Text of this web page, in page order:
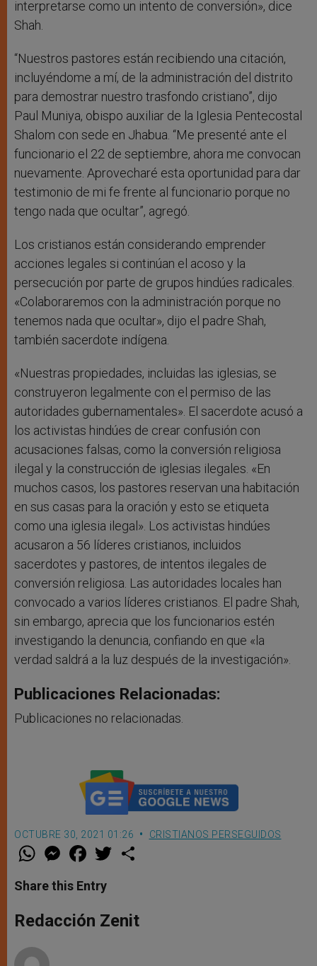
interpretarse como un intento de conversión», dice
Shah.
“Nuestros pastores están recibiendo una citación,
incluyéndome a mí, de la administración del distrito
para demostrar nuestro trasfondo cristiano”, dijo
Paul Muniya, obispo auxiliar de la Iglesia Pentecostal
Shalom con sede en Jhabua. “Me presenté ante el
funcionario el 22 de septiembre, ahora me convocan
nuevamente. Aprovecharé esta oportunidad para dar
testimonio de mi fe frente al funcionario porque no
tengo nada que ocultar”, agregó.
Los cristianos están considerando emprender
acciones legales si continúan el acoso y la
persecución por parte de grupos hindúes radicales.
«Colaboraremos con la administración porque no
tenemos nada que ocultar», dijo el padre Shah,
también sacerdote indígena.
«Nuestras propiedades, incluidas las iglesias, se
construyeron legalmente con el permiso de las
autoridades gubernamentales». El sacerdote acusó a
los activistas hindúes de crear confusión con
acusaciones falsas, como la conversión religiosa
ilegal y la construcción de iglesias ilegales. «En
muchos casos, los pastores reservan una habitación
en sus casas para la oración y esto se etiqueta
como una iglesia ilegal». Los activistas hindúes
acusaron a 56 líderes cristianos, incluidos
sacerdotes y pastores, de intentos ilegales de
conversión religiosa. Las autoridades locales han
convocado a varios líderes cristianos. El padre Shah,
sin embargo, aprecia que los funcionarios estén
investigando la denuncia, confiando en que «la
verdad saldrá a la luz después de la investigación».
Publicaciones Relacionadas:
Publicaciones no relacionadas.
OCTUBRE 30, 2021 01:26 CRISTIANOS PERSEGUIDOS
W
t
s
p
p
M
e
s
e
g
e
F
a
e
b
o
k
w
r
Share this Entry
Redacción Zenit